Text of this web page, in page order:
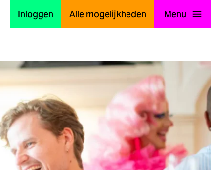
Inloggen Alle mogelijkheden Menu